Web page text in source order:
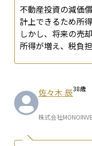
不動産投資の減価
計上できるため所
しかし、将来の売
所得が増え、税負担
佐々木 辰38歳
株式会社